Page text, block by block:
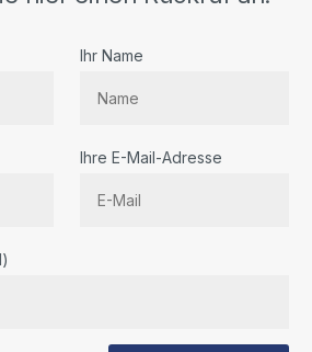
Ihr Name
Ihre E-Mail-Adresse